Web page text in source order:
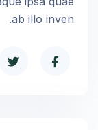
ab illo inven.